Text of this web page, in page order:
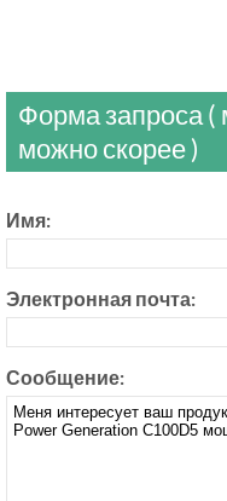
Форма запроса (
можно скорее )
Имя:
Электронная почта:
Сообщение: